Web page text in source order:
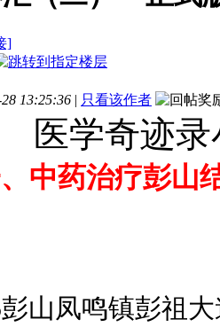
]
13:25:36 | 只看该作者
医学奇迹
中药治疗彭山
彭山凤鸣镇彭祖